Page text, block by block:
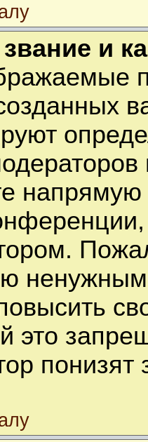
и
напрямую
это
понизят